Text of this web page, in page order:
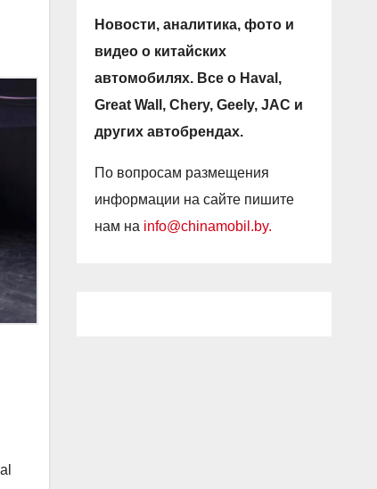
Новости, аналитика, фото и
видео о китайских
автомобилях. Все о Haval,
Great Wall, Chery, Geely, JAC и
других автобрендах.
По вопросам размещения
информации на сайте пишите
нам на info@chinamobil.by.